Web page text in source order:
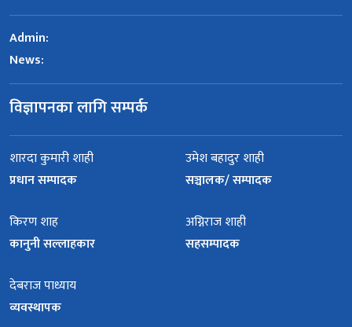
Admin:
News:
विज्ञापनका लागि सम्पर्क
शारदा कुमारी शाही
प्रधान सम्पादक
उमेश बहादुर शाही
सञ्चालक/ सम्पादक
किरण शाह
कानुनी सल्लाहकार
अग्निराज शाही
सहसम्पादक
देबराज पाध्याय
व्यवस्थापक